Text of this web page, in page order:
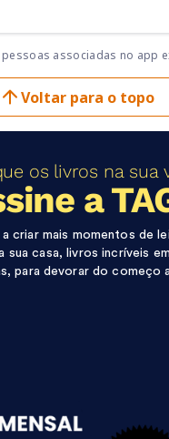
associadas no app
Voltar para o topo
os livros na sua
a
criar mais momentos de
sua casa, livros incríveis
para devorar do começo